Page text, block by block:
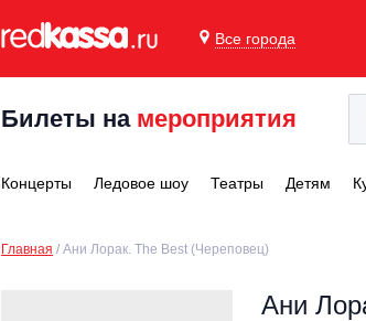
Все города
Билеты на мероприятия
Концерты Ледовое шоу Театры Детям
Главная Ани Лорак. The Best (Череповец)
Ани